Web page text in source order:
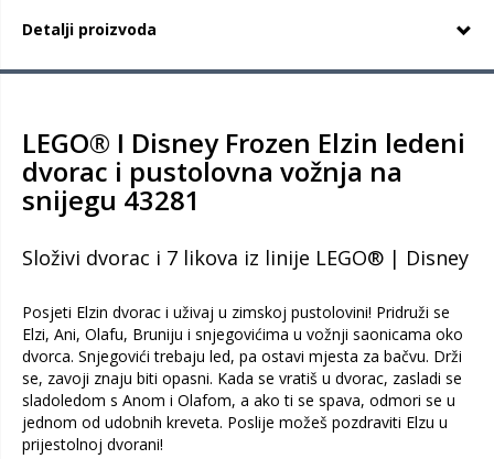
Detalji proizvoda
LEGO® ǀ Disney Frozen Elzin ledeni
dvorac i pustolovna vožnja na
snijegu 43281
Složivi dvorac i 7 likova iz linije LEGO® | Disney
Posjeti Elzin dvorac i uživaj u zimskoj pustolovini! Pridruži se
Elzi, Ani, Olafu, Bruniju i snjegovićima u vožnji saonicama oko
dvorca. Snjegovići trebaju led, pa ostavi mjesta za bačvu. Drži
se, zavoji znaju biti opasni. Kada se vratiš u dvorac, zasladi se
sladoledom s Anom i Olafom, a ako ti se spava, odmori se u
jednom od udobnih kreveta. Poslije možeš pozdraviti Elzu u
prijestolnoj dvorani!